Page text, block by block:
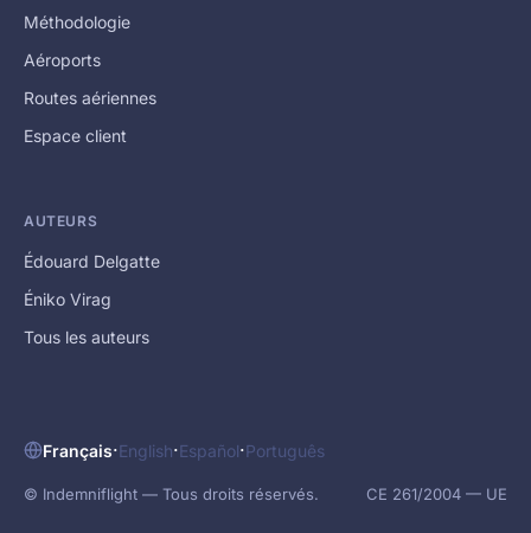
Méthodologie
Aéroports
Routes aériennes
Espace client
AUTEURS
Édouard Delgatte
Éniko Virag
Tous les auteurs
Français·English·Español·Português
© Indemniflight — Tous droits réservés. CE 261/2004 — UE